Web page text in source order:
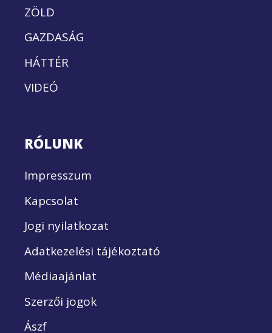
ZÖLD
GAZDASÁG
HÁTTÉR
VIDEÓ
RÓLUNK
Impresszum
Kapcsolat
Jogi nyilatkozat
Adatkezelési tájékoztató
Médiaajánlat
Szerzői jogok
Ászf